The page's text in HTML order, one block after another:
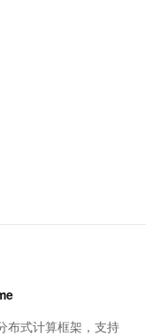
布式计算框架，支持